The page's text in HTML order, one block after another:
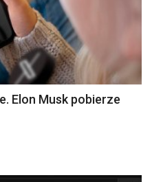
Elon Musk pobierze